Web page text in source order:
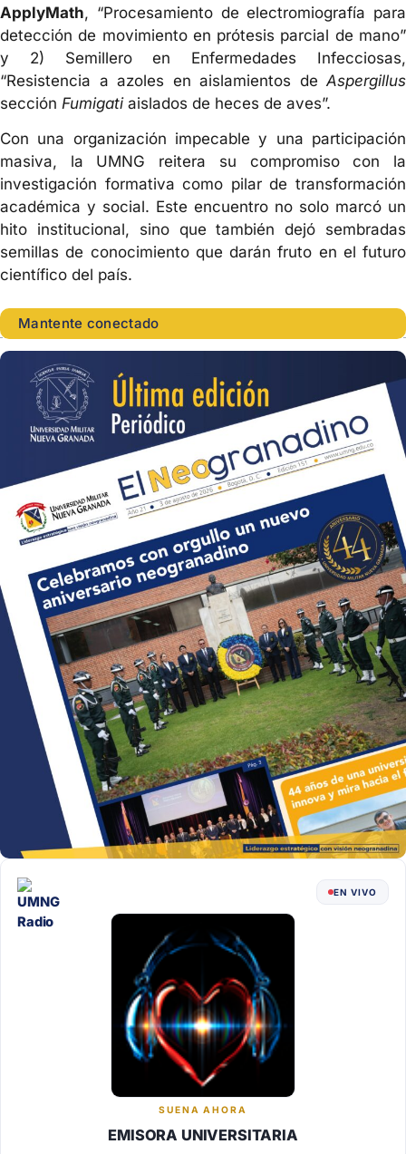
ApplyMath, “Procesamiento de electromiografía para
detección de movimiento en prótesis parcial de mano”
y 2) Semillero en Enfermedades Infecciosas,
“Resistencia a azoles en aislamientos de Aspergillus
sección Fumigatiaislados de heces de aves”.
Con una organización impecable y una participación
masiva, la UMNG reitera su compromiso con la
investigación formativa como pilar de transformación
académica y social. Este encuentro no solo marcó un
hito institucional, sino que también dejó sembradas
semillas de conocimiento que darán fruto en el futuro
científico del país.
Mantente conectado
EN VIVO
SUENA AHORA
EMISORA UNIVERSITARIA